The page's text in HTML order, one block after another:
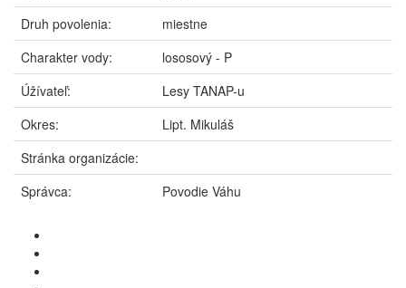
Druh povolenia:
miestne
Charakter vody:
lososový - P
Úžívateľ:
Lesy TANAP-u
Okres:
Lipt. Mikuláš
Stránka organizácie:
Správca:
Povodie Váhu